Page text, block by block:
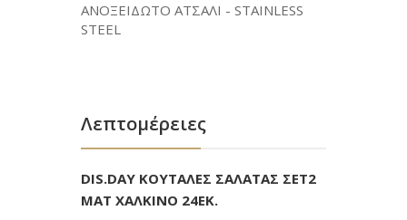
ΑΝΟΞΕΙΔΩΤΟ ΑΤΣΑΛΙ - STAINLESS
STEEL
Λεπτομέρειες
DIS.DAY ΚΟΥΤΑΛΕΣ ΣΑΛΑΤΑΣ ΣΕΤ2
ΜΑΤ ΧΑΛΚΙΝΟ 24ΕΚ.